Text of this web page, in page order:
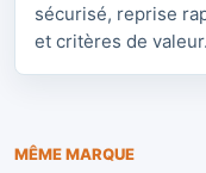
sécurisé, reprise
et critères de valeur.
MÊME MARQUE